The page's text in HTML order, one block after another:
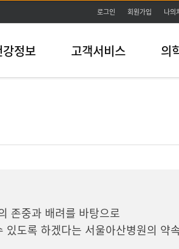
로가기
로그인 회원가입 나의
강정보 고객서비스 의
존중과 배려를 바탕으로
도록 하겠다는 서울아산병원의 약